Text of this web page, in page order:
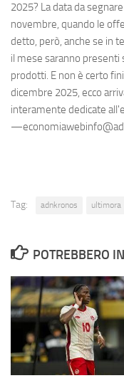
2025? La data da
novembre, quando le
detto, però, anche se in
il mese saranno
prodotti. E non è certo
dicembre 2025, ecco
interamente dedicate
Tag: adnkronos ultimora
POTREBBERO